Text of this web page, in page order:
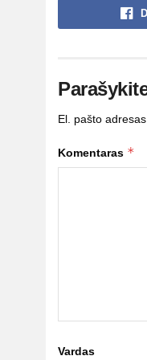
El. pašto
Komentaras *
Vardas